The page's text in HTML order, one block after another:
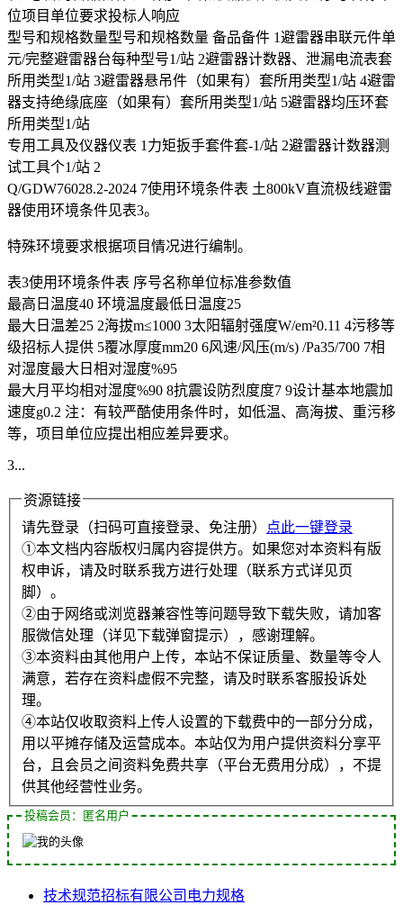
位项目单位要求投标人响应
型号和规格数量型号和规格数量 备品备件 1避雷器串联元件单
元/完整避雷器台每种型号1/站 2避雷器计数器、泄漏电流表套
所用类型1/站 3避雷器悬吊件（如果有）套所用类型1/站 4避雷
器支持绝缘底座（如果有）套所用类型1/站 5避雷器均压环套
所用类型1/站
专用工具及仪器仪表 1力矩扳手套件套-1/站 2避雷器计数器测
试工具个1/站 2
Q/GDW76028.2-2024 7使用环境条件表 土800kV直流极线避雷
器使用环境条件见表3。
特殊环境要求根据项目情况进行编制。
表3使用环境条件表 序号名称单位标准参数值
最高日温度40 环境温度最低日温度25
最大日温差25 2海拔m≤1000 3太阳辐射强度W/em²0.11 4污移等
级招标人提供 5覆冰厚度mm20 6风速/风压(m/s) /Pa35/700 7相
对湿度最大日相对湿度%95
最大月平均相对湿度%90 8抗震设防烈度度7 9设计基本地震加
速度g0.2 注：有较严酷使用条件时，如低温、高海拔、重污移
等，项目单位应提出相应差异要求。
3...
资源链接
请先登录（扫码可直接登录、免注册）
点此一键登录
①本文档内容版权归属内容提供方。如果您对本资料有版
权申诉，请及时联系我方进行处理（联系方式详见页
脚）。
②由于网络或浏览器兼容性等问题导致下载失败，请加客
服微信处理（详见下载弹窗提示），感谢理解。
③本资料由其他用户上传，本站不保证质量、数量等令人
满意，若存在资料虚假不完整，请及时联系客服投诉处
理。
④本站仅收取资料上传人设置的下载费中的一部分分成，
用以平摊存储及运营成本。本站仅为用户提供资料分享平
台，且会员之间资料免费共享（平台无费用分成），不提
供其他经营性业务。
投稿会员：匿名用户
技术规范招标有限公司 电力规格